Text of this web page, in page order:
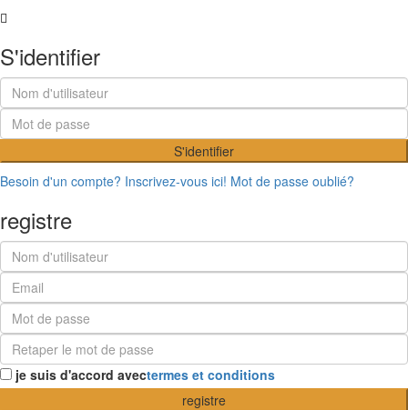
S'identifier
S'identifier
Besoin d'un compte? Inscrivez-vous ici! Mot de passe oublié?
registre
je suis d'accord avectermes et conditions
registre